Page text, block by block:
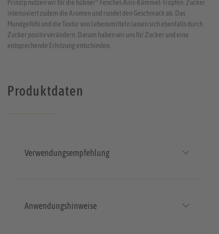
Prinzip nutzen wir für die hübner Fenchel-Anis-Kümmel-Tropfen. Zucker
intensiviert zudem die Aromen und rundet den Geschmack ab. Das
Mundgefühl und die Textur von Lebensmitteln lassen sich ebenfalls durch
Zucker positiv verändern. Darum haben wir uns für Zucker und eine
entsprechende Erhitzung entschieden.
Produktdaten
Verwendungsempfehlung
Anwendungshinweise